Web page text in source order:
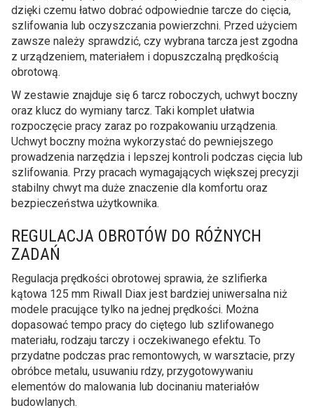
dzięki czemu łatwo dobrać odpowiednie tarcze do cięcia,
szlifowania lub oczyszczania powierzchni. Przed użyciem
zawsze należy sprawdzić, czy wybrana tarcza jest zgodna
z urządzeniem, materiałem i dopuszczalną prędkością
obrotową.
W zestawie znajduje się 6 tarcz roboczych, uchwyt boczny
oraz klucz do wymiany tarcz. Taki komplet ułatwia
rozpoczęcie pracy zaraz po rozpakowaniu urządzenia.
Uchwyt boczny można wykorzystać do pewniejszego
prowadzenia narzędzia i lepszej kontroli podczas cięcia lub
szlifowania. Przy pracach wymagających większej precyzji
stabilny chwyt ma duże znaczenie dla komfortu oraz
bezpieczeństwa użytkownika.
REGULACJA OBROTÓW DO RÓŻNYCH
ZADAŃ
Regulacja prędkości obrotowej sprawia, że szlifierka
kątowa 125 mm Riwall Diax jest bardziej uniwersalna niż
modele pracujące tylko na jednej prędkości. Można
dopasować tempo pracy do ciętego lub szlifowanego
materiału, rodzaju tarczy i oczekiwanego efektu. To
przydatne podczas prac remontowych, w warsztacie, przy
obróbce metalu, usuwaniu rdzy, przygotowywaniu
elementów do malowania lub docinaniu materiałów
budowlanych.